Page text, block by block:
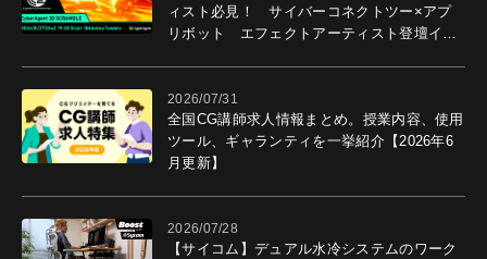
ィスト必見！ サイバーコネクトツー×アプ
リボット エフェクトアーティスト登壇イベ
2026/07/31
全国CG講師求人情報まとめ。授業内容、使用
ツール、ギャランティを一挙紹介【2026年6
月更新】
2026/07/28
【サイコム】デュアル水冷システムのワーク